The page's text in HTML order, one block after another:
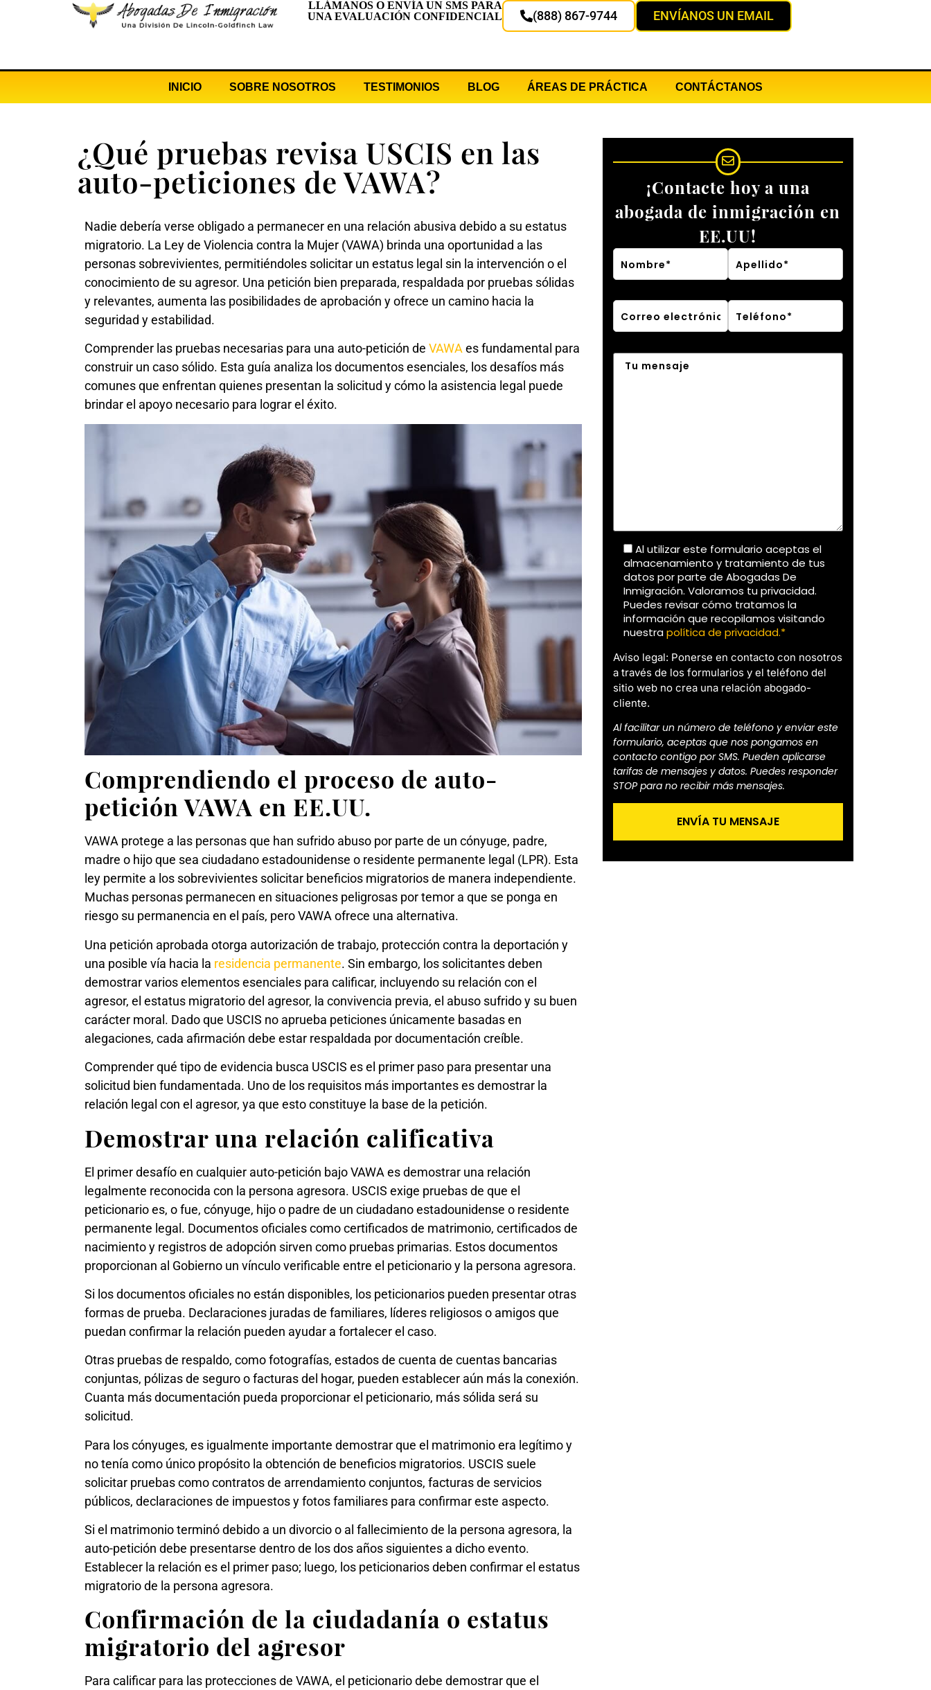
LLÁMANOS O ENVÍA UN SMS PARA
UNA EVALUACIÓN CONFIDENCIAL
(888) 867-9744 ENVÍANOS UN EMAIL
INICIO SOBRE NOSOTROS TESTIMONIOS BLOG ÁREAS DE PRÁCTICA CONTÁCTANOS
¿Qué pruebas revisa USCIS en las
auto-peticiones de VAWA?
Nadie debería verse obligado a permanecer en una relación abusiva debido a su estatus
migratorio. La Ley de Violencia contra la Mujer (VAWA) brinda una oportunidad a las
personas sobrevivientes, permitiéndoles solicitar un estatus legal sin la intervención o el
conocimiento de su agresor. Una petición bien preparada, respaldada por pruebas sólidas
y relevantes, aumenta las posibilidades de aprobación y ofrece un camino hacia la
seguridad y estabilidad.
Comprender las pruebas necesarias para una auto-petición de VAWAes fundamental para
construir un caso sólido. Esta guía analiza los documentos esenciales, los desafíos más
comunes que enfrentan quienes presentan la solicitud y cómo la asistencia legal puede
brindar el apoyo necesario para lograr el éxito.
Comprendiendo el proceso de auto-
petición VAWA en EE.UU.
VAWA protege a las personas que han sufrido abuso por parte de un cónyuge, padre,
madre o hijo que sea ciudadano estadounidense o residente permanente legal (LPR). Esta
ley permite a los sobrevivientes solicitar beneficios migratorios de manera independiente.
Muchas personas permanecen en situaciones peligrosas por temor a que se ponga en
riesgo su permanencia en el país, pero VAWA ofrece una alternativa.
Una petición aprobada otorga autorización de trabajo, protección contra la deportación y
una posible vía hacia la residencia permanente. Sin embargo, los solicitantes deben
demostrar varios elementos esenciales para calificar, incluyendo su relación con el
agresor, el estatus migratorio del agresor, la convivencia previa, el abuso sufrido y su buen
carácter moral. Dado que USCIS no aprueba peticiones únicamente basadas en
alegaciones, cada afirmación debe estar respaldada por documentación creíble.
Comprender qué tipo de evidencia busca USCIS es el primer paso para presentar una
solicitud bien fundamentada. Uno de los requisitos más importantes es demostrar la
relación legal con el agresor, ya que esto constituye la base de la petición.
Demostrar una relación calificativa
El primer desafío en cualquier auto-petición bajo VAWA es demostrar una relación
legalmente reconocida con la persona agresora. USCIS exige pruebas de que el
peticionario es, o fue, cónyuge, hijo o padre de un ciudadano estadounidense o residente
permanente legal. Documentos oficiales como certificados de matrimonio, certificados de
nacimiento y registros de adopción sirven como pruebas primarias. Estos documentos
proporcionan al Gobierno un vínculo verificable entre el peticionario y la persona agresora.
Si los documentos oficiales no están disponibles, los peticionarios pueden presentar otras
formas de prueba. Declaraciones juradas de familiares, líderes religiosos o amigos que
puedan confirmar la relación pueden ayudar a fortalecer el caso.
Otras pruebas de respaldo, como fotografías, estados de cuenta de cuentas bancarias
conjuntas, pólizas de seguro o facturas del hogar, pueden establecer aún más la conexión.
Cuanta más documentación pueda proporcionar el peticionario, más sólida será su
solicitud.
Para los cónyuges, es igualmente importante demostrar que el matrimonio era legítimo y
no tenía como único propósito la obtención de beneficios migratorios. USCIS suele
solicitar pruebas como contratos de arrendamiento conjuntos, facturas de servicios
públicos, declaraciones de impuestos y fotos familiares para confirmar este aspecto.
Si el matrimonio terminó debido a un divorcio o al fallecimiento de la persona agresora, la
auto-petición debe presentarse dentro de los dos años siguientes a dicho evento.
Establecer la relación es el primer paso; luego, los peticionarios deben confirmar el estatus
migratorio de la persona agresora.
Confirmación de la ciudadanía o estatus
migratorio del agresor
Para calificar para las protecciones de VAWA, el peticionario debe demostrar que el
¡Contacte hoy a una
abogada de inmigración en
EE.UU!
Al utilizar este formulario aceptas el
almacenamiento y tratamiento de tus
datos por parte de Abogadas De
Inmigración. Valoramos tu privacidad.
Puedes revisar cómo tratamos la
información que recopilamos visitando
nuestrapolítica de privacidad.*
Aviso legal: Ponerse en contacto con nosotros
a través de los formularios y el teléfono del
sitio web no crea una relación abogado-
cliente.
Al facilitar un número de teléfono y enviar este
formulario, aceptas que nos pongamos en
contacto contigo por SMS. Pueden aplicarse
tarifas de mensajes y datos. Puedes responder
STOP para no recibir más mensajes.